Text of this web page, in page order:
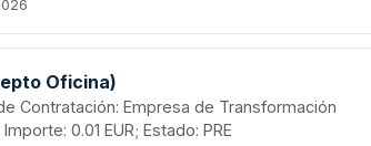
Oficina)
0.01 EUR; Estado: PRE